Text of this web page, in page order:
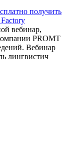
получить
вебинар,
PROMT
Вебинар
лингвистич